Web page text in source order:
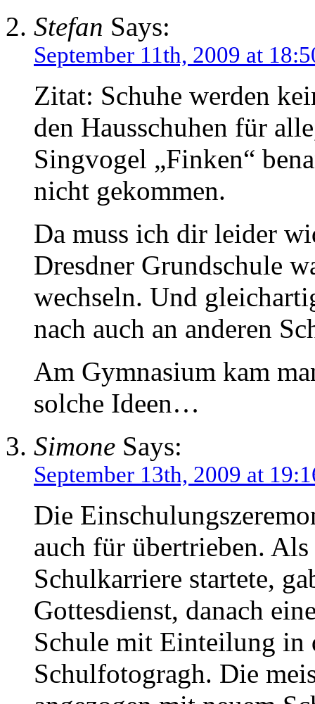
Stefan Says:
September 11th, 2009 at
Zitat: Schuhe werden
den Hausschuhen für
Singvogel „Finken“
nicht gekommen.
Da muss ich dir leider
Dresdner Grundschule
wechseln. Und
nach auch an anderen
Am Gymnasium kam
solche Ideen…
Simone Says:
September 13th, 2009 at
Die
auch für übertrieben.
Schulkarriere startete,
Gottesdienst, danach
Schule mit Einteilung in
Schulfotogragh. Die